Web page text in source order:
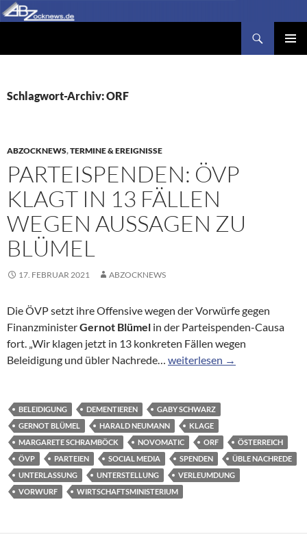
Zum
Inhalt
Schlagwort-Archiv: ORF
ABZOCKNEWS,TERMINE & EREIGNISSE
PARTEISPENDEN: ÖVP
KLAGT IN 13 FÄLLEN
WEGEN AUSSAGEN ZU
BLÜMEL
17. FEBRUAR 2021 ABZOCKNEWS
Die ÖVP setzt ihre Offensive wegen der Vorwürfe gegen
FinanzministerGernot Blümel in der Parteispenden-Causa
fort. „Wir klagen jetzt in 13 konkreten Fällen wegen
Beleidigung und übler Nachrede… Parteispenden: ÖVP klagt in
weiterlesen →
BELEIDIGUNG DEMENTIEREN
GABY SCHWARZ
GERNOT BLÜMEL
HARALD NEUMANN
KLAGE
MARGARETE SCHRAMBÖCK
NOVOMATIC ORF
ÖSTERREICH
ÖVP
PARTEIEN SOCIAL MEDIA SPENDEN
ÜBLE NACHREDE
UNTERLASSUNG
UNTERSTELLUNG
VERLEUMDUNG
VORWURF
WIRTSCHAFTSMINISTERIUM